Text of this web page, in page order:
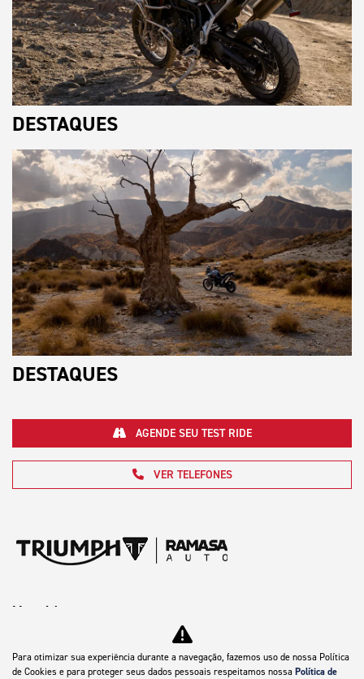
DESTAQUES
DESTAQUES
VER TELEFONES
AGENDE SEU TEST RIDE
Motocicletas
Mapa do site
Para otimizar sua experiência durante a navegação, fazemos uso de nossa Política
de Cookies e para proteger seus dados pessoais respeitamos nossa Política de